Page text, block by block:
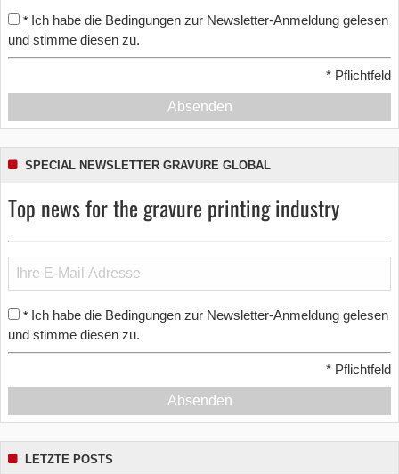
* Ich habe die Bedingungen zur Newsletter-Anmeldung gelesen
und stimme diesen zu.
* Pflichtfeld
Absenden
SPECIAL NEWSLETTER GRAVURE GLOBAL
Top news for the gravure printing industry
* Ich habe die Bedingungen zur Newsletter-Anmeldung gelesen
und stimme diesen zu.
* Pflichtfeld
Absenden
LETZTE POSTS